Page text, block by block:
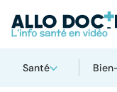
Santé